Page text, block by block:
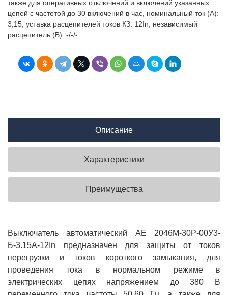
также для оперативных отключений и включений указанных
цепей с частотой до 30 включений в час, номинальный ток (А):
3,15, уставка расцепителей токов КЗ: 12In, независимый
расцепитель (В): -/-/-
Описание
Характеристики
Преимущества
Выключатель автоматический АЕ 2046М-30Р-00У3-
Б-3.15А-12In предназначен для защиты от токов
перегрузки и токов короткого замыкания, для
проведения тока в нормальном режиме в
электрических цепях напряжением до 380 В